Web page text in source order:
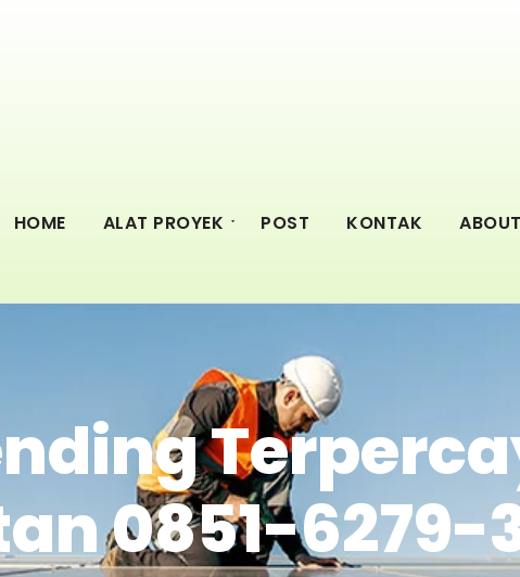
HOME ALAT PROYEK POST KONTAK ABOUT
0851-6279-